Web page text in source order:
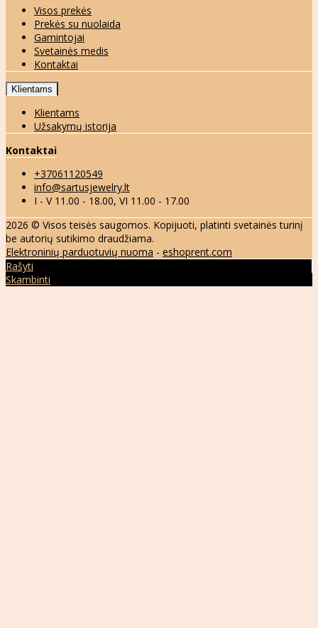
Visos prekės
Prekės su nuolaida
Gamintojai
Svetainės medis
Kontaktai
Klientams
Klientams
Užsakymų istorija
Kontaktai
+37061120549
info@sartusjewelry.lt
I - V 11.00 - 18.00, VI 11.00 - 17.00
2026 © Visos teisės saugomos. Kopijuoti, platinti svetainės turinį
be autorių sutikimo draudžiama.
Elektroninių parduotuvių nuoma - eshoprent.com
Rašyti
Skambinti